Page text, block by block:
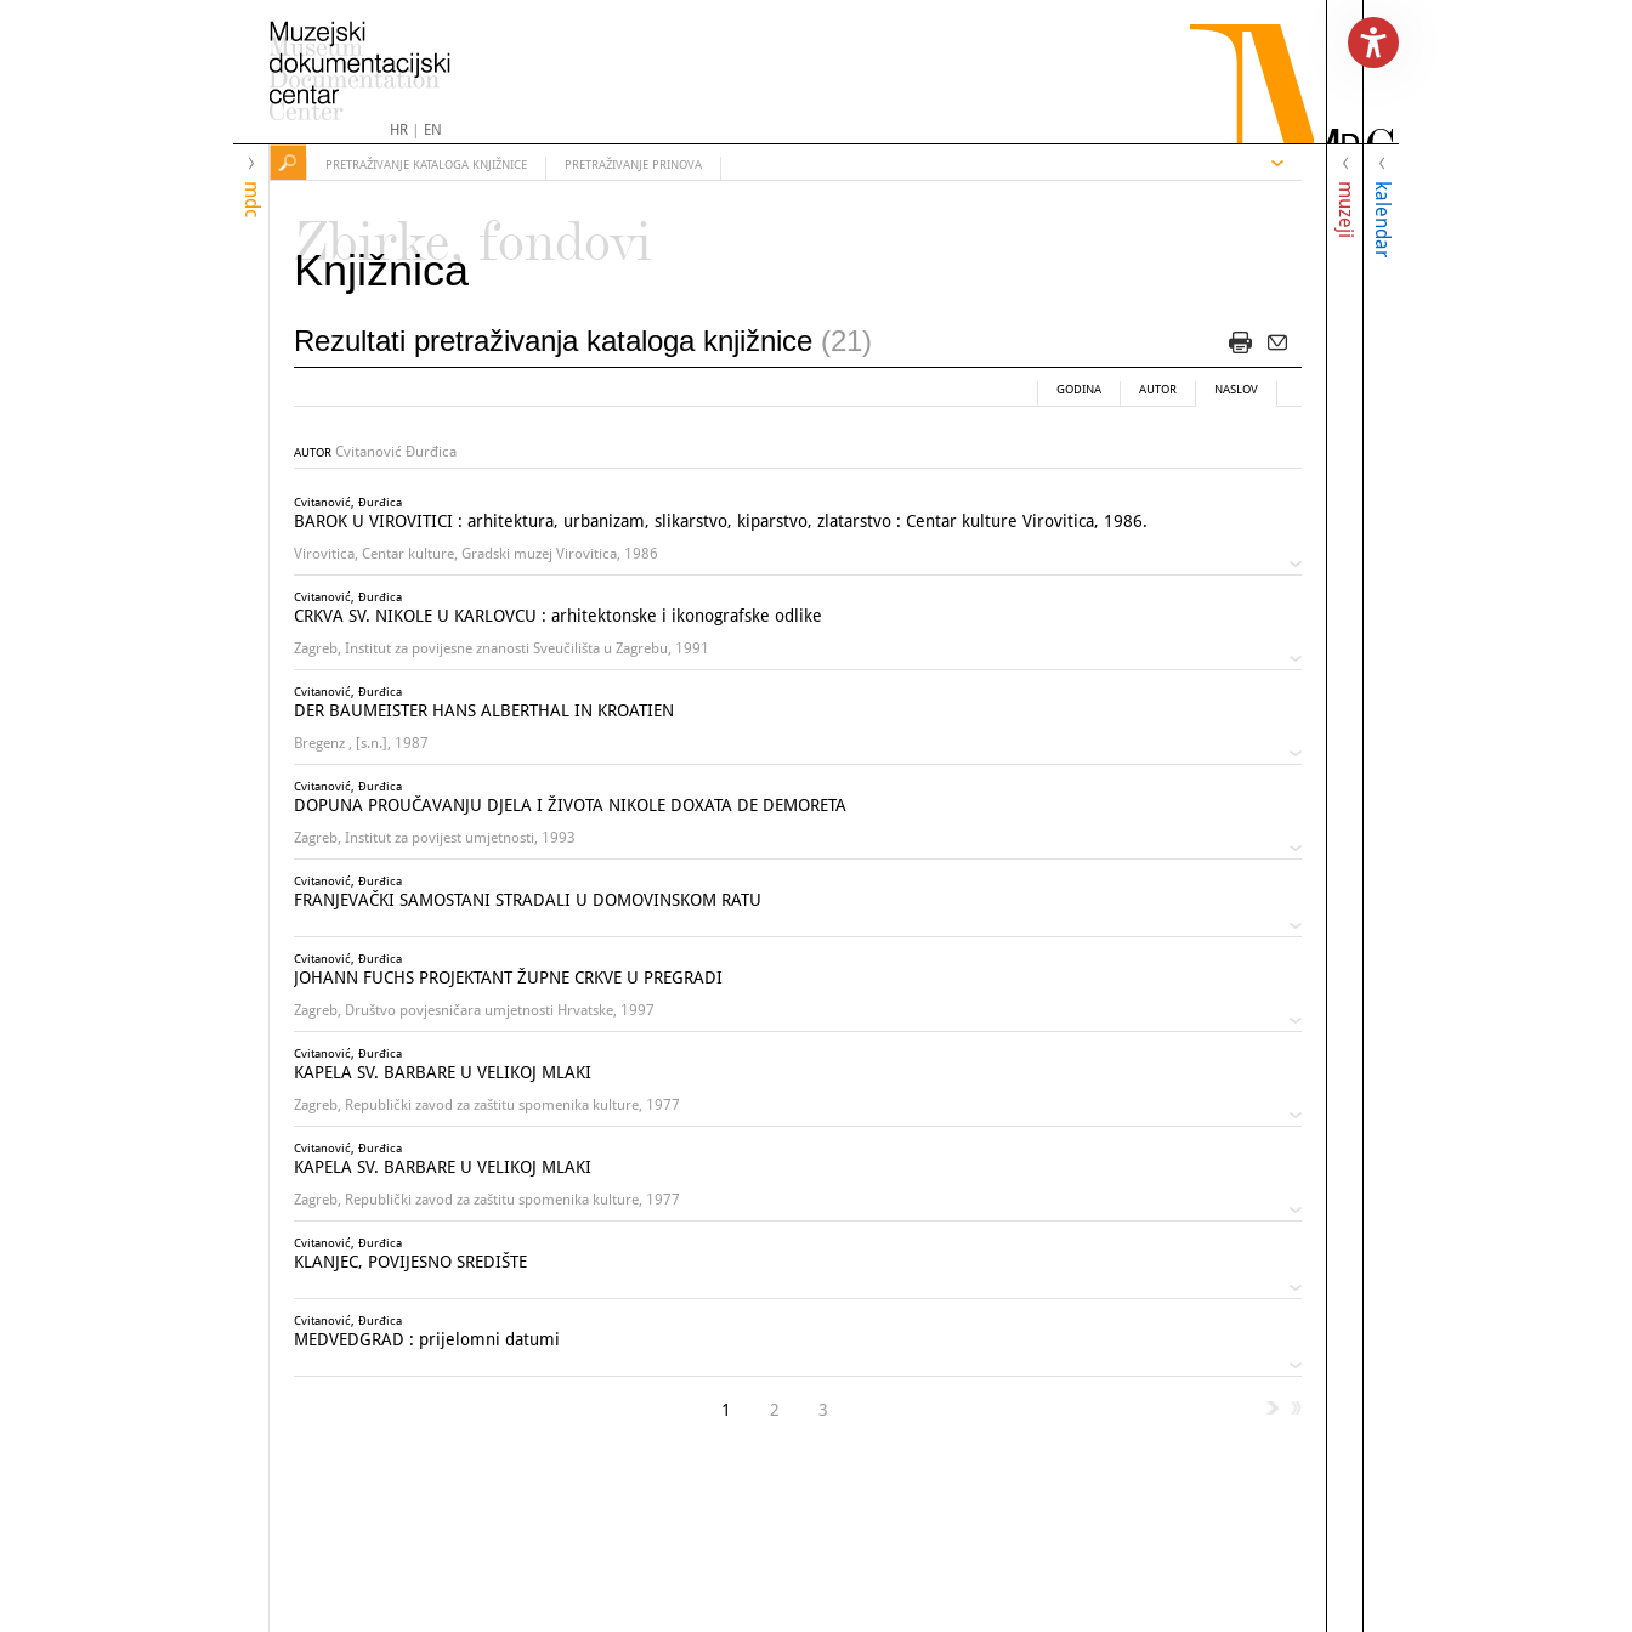
HR| EN
mdc muzeji kalendar
PRETRAŽIVANJE KATALOGA KNJIŽNICE PRETRAŽIVANJE PRINOVA
Zbirke, fondovi
Knjižnica
Rezultati pretraživanja kataloga knjižnice (21)
GODINA AUTOR NASLOV
AUTOR Cvitanović Đurđica
Cvitanović, Đurđica
BAROK U VIROVITICI : arhitektura, urbanizam, slikarstvo, kiparstvo, zlatarstvo : Centar kulture Virovitica, 1986.
Virovitica, Centar kulture, Gradski muzej Virovitica, 1986
Cvitanović, Đurđica
CRKVA SV. NIKOLE U KARLOVCU : arhitektonske i ikonografske odlike
Zagreb, Institut za povijesne znanosti Sveučilišta u Zagrebu, 1991
Cvitanović, Đurđica
DER BAUMEISTER HANS ALBERTHAL IN KROATIEN
Bregenz , [s.n.], 1987
Cvitanović, Đurđica
DOPUNA PROUČAVANJU DJELA I ŽIVOTA NIKOLE DOXATA DE DEMORETA
Zagreb, Institut za povijest umjetnosti, 1993
Cvitanović, Đurđica
FRANJEVAČKI SAMOSTANI STRADALI U DOMOVINSKOM RATU
Cvitanović, Đurđica
JOHANN FUCHS PROJEKTANT ŽUPNE CRKVE U PREGRADI
Zagreb, Društvo povjesničara umjetnosti Hrvatske, 1997
Cvitanović, Đurđica
KAPELA SV. BARBARE U VELIKOJ MLAKI
Zagreb, Republički zavod za zaštitu spomenika kulture, 1977
Cvitanović, Đurđica
KAPELA SV. BARBARE U VELIKOJ MLAKI
Zagreb, Republički zavod za zaštitu spomenika kulture, 1977
Cvitanović, Đurđica
KLANJEC, POVIJESNO SREDIŠTE
Cvitanović, Đurđica
MEDVEDGRAD : prijelomni datumi
1 2 3